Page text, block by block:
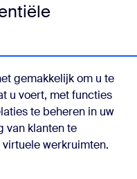
gemakkelijk om u te
u voert, met functies
te beheren in uw
van klanten te
werkruimten.